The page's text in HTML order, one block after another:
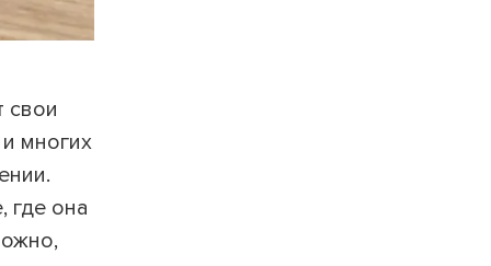
свои
многих
где она